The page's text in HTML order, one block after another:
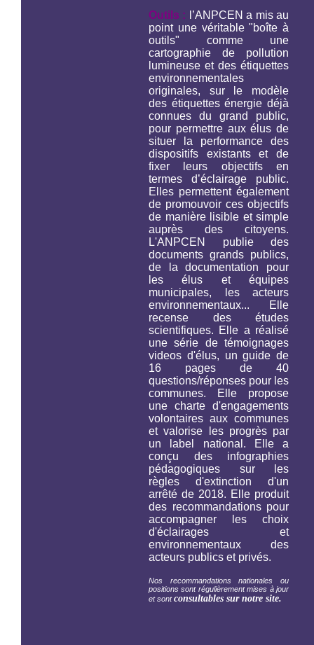
Outils :
l’ANPCEN a mis au
point une véritable "boîte à
outils" comme une
cartographie de pollution
lumineuse et des étiquettes
environnementales
originales, sur le modèle
des étiquettes énergie déjà
connues du grand public,
pour permettre aux élus de
situer la performance des
dispositifs existants et de
fixer leurs objectifs en
termes d’éclairage public.
Elles permettent également
de promouvoir ces objectifs
de manière lisible et simple
auprès des citoyens.
L'ANPCEN publie des
documents grands publics,
de la documentation pour
les élus et équipes
municipales, les acteurs
environnementaux... Elle
recense des études
scientifiques. Elle a réalisé
une série de témoignages
videos d'élus, un guide de
16 pages de 40
questions/réponses pour les
communes. Elle propose
une charte d'engagements
volontaires aux communes
et valorise les progrès par
un label national. Elle a
conçu des infographies
pédagogiques sur les
règles d'extinction d'un
arrêté de 2018. Elle produit
des recommandations pour
accompagner les choix
d'éclairages et
environnementaux des
acteurs publics et privés.
Nos recommandations nationales ou
positions sont régulièrement mises à jour
et sontconsultables sur notre site.